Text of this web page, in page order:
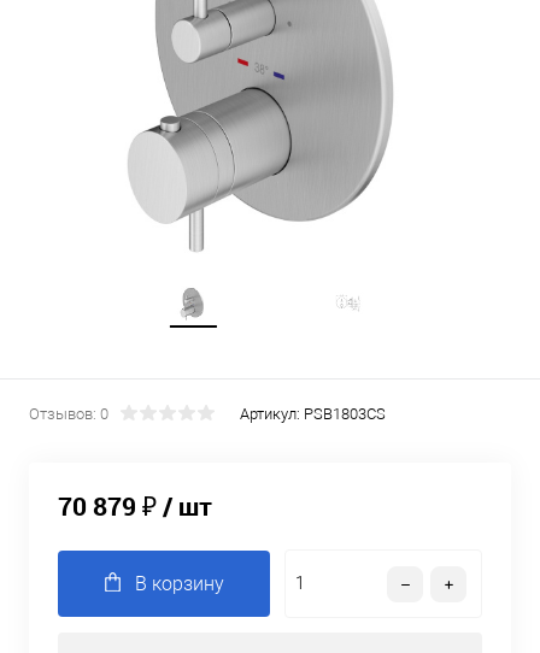
Отзывов: 0 Артикул: PSB1803CS
70 879 ₽/ шт
В корзину